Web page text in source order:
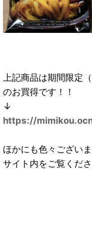
上記商品は期間限定
のお買得です！！
↓
https://
ほかにも色々ございま
サイト内をご覧くださ